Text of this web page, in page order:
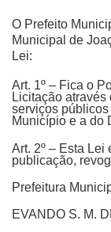
O Prefeito
Municipal de
Lei:
Art. 1º – Fica o
Licitação
serviços
Município e a do
Art. 2º – Esta Lei
publicação,
Prefeitura
EVANDO S. M.